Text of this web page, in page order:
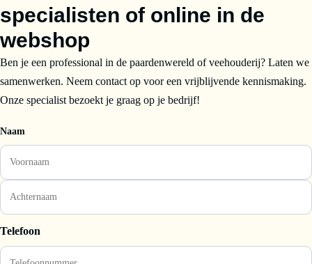
specialisten of online in de
webshop
Ben je een professional in de paardenwereld of veehouderij? Laten we
samenwerken. Neem contact op voor een vrijblijvende kennismaking.
Onze specialist bezoekt je graag op je bedrijf!
Naam
Telefoon